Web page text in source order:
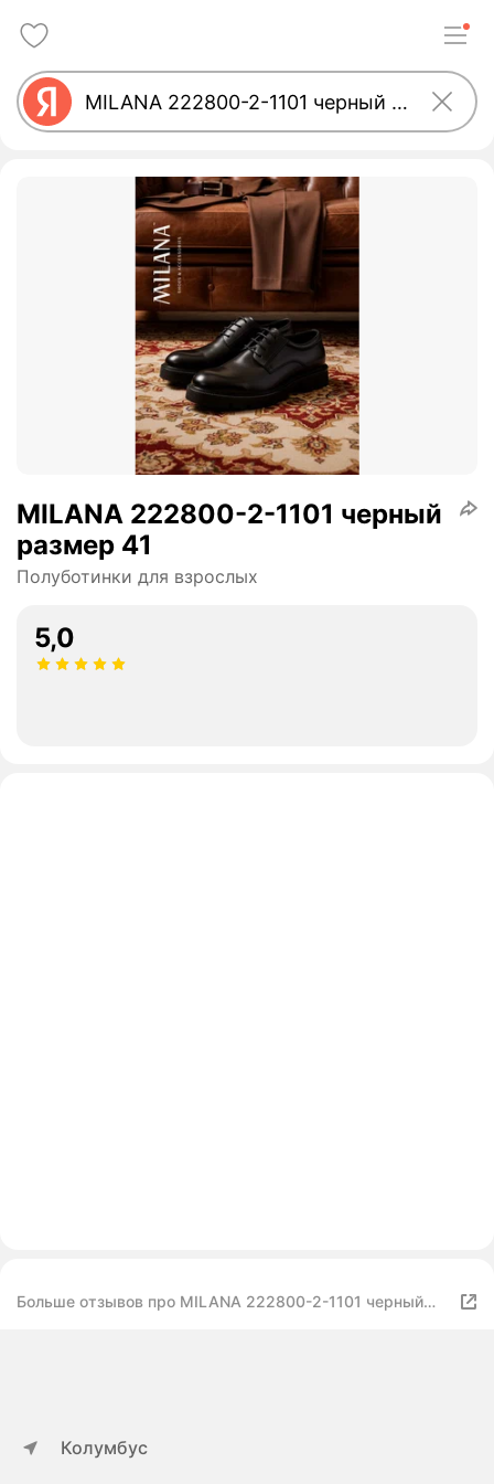
MILANA 222800-2-1101 черный
размер 41
Полуботинки для взрослых
5,0
Больше отзывов про MILANA 222800-2-1101 черный
Колумбус